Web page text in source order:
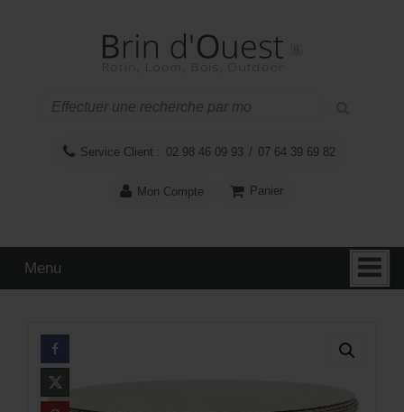
Service Client : 02 98 46 09 93 / 07 64 39 69 82
Mon Compte Panier
Menu